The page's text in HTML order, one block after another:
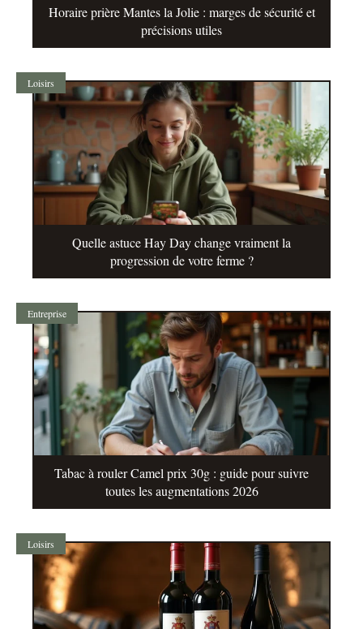
Horaire prière Mantes la Jolie : marges de sécurité et
précisions utiles
Loisirs
Quelle astuce Hay Day change vraiment la
progression de votre ferme ?
Entreprise
Tabac à rouler Camel prix 30g : guide pour suivre
toutes les augmentations 2026
Loisirs